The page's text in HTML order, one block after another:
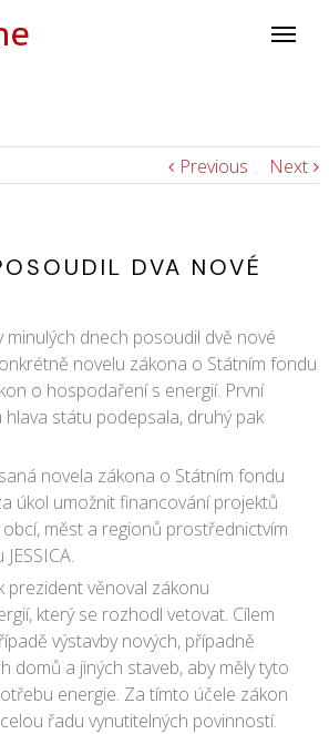
Previous Next
DVA NOVÉ
minulých dnech posoudil dvě nové
novelu zákona o Státním fondu
o hospodaření s energií. První
státu podepsala, druhý pak
novela zákona o Státním fondu
úkol umožnit financování projektů
měst a regionů prostřednictvím
prezident věnoval zákonu
který se rozhodl vetovat. Cílem
výstavby nových, případně
domů a jiných staveb, aby měly tyto
energie. Za tímto účele zákon
řadu vynutitelných povinností.